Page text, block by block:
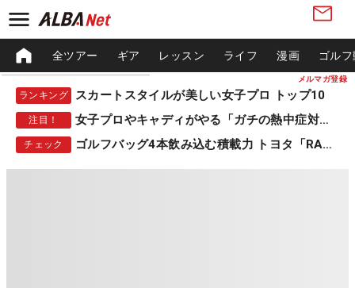
メルマガ登録
全ツアー ギア レッスン ライフ 漫画 ゴル
ランキング スカートスタイルが美しい女子プロ トップ10
注目！ 女子プロやキャディがやる「ガチの熱中症対策」
チェック ゴルフバッグ4本飲み込む積載力 トヨタ「RAV4」